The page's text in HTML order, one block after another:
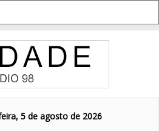
5 de agosto de 2026